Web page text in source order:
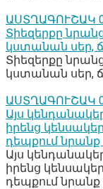
ԱՍՏՂԱԳՈՒՇԱԿ
Տիեզերքը
կստանան սեր,
Տիեզերքը
կստանան սեր,
ԱՍՏՂԱԳՈՒՇԱԿ
Այս
իրենց
դեպքում նրանք
Այս
իրենց
դեպքում նրանք